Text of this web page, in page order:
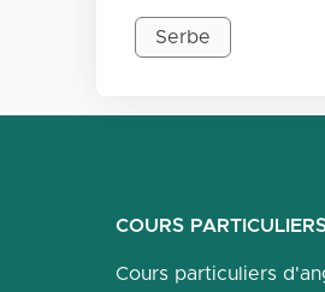
Serbe
COURS
Cours particuliers